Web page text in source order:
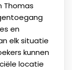
Thomas
en
elk situatie
kunnen
locatie